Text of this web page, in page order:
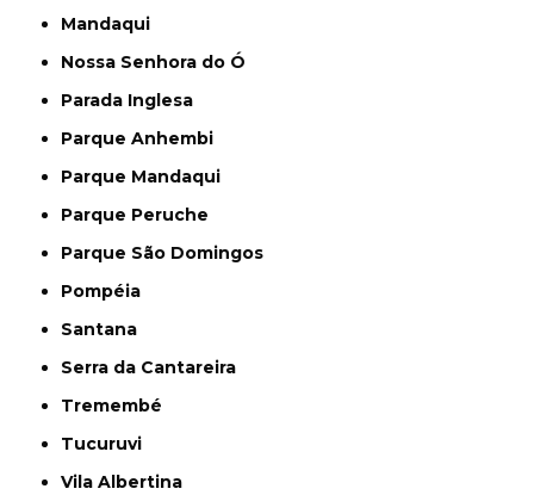
Mandaqui
Nossa Senhora do Ó
Parada Inglesa
Parque Anhembi
Parque Mandaqui
Parque Peruche
Parque São Domingos
Pompéia
Santana
Serra da Cantareira
Tremembé
Tucuruvi
Vila Albertina